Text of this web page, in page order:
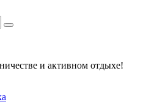
и активном отдыхе!